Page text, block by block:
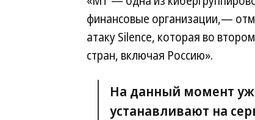
финансовые организации,—
атаку Silence, которая во
стран, включая Россию».
На данный момент
устанавливают на